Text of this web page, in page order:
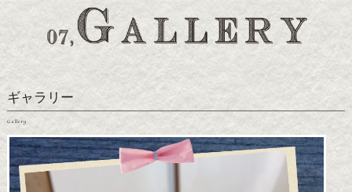
ギャラリー
Gallery